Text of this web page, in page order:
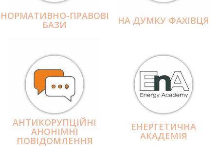
НОРМАТИВНО-ПРАВОВІ
БАЗИ НА ДУМКУ ФАХІВЦЯ
АНТИКОРУПЦІЙНІ
АНОНІМНІ
ПОВІДОМЛЕННЯ
ЕНЕРГЕТИЧНА
АКАДЕМІЯ